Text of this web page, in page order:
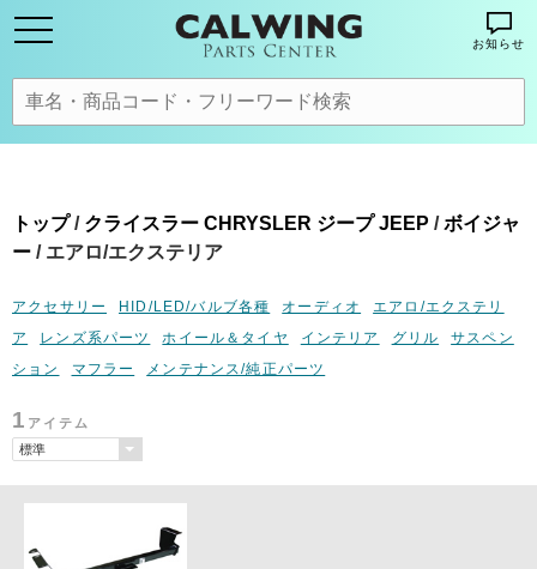
お知らせ
トップ/ クライスラー CHRYSLER ジープ JEEP /ボイジャ
ー / エアロ/エクステリア
アクセサリー HID/LED/バルブ各種 オーディオ
エアロ/エクステリ
ア
レンズ系パーツ ホイール＆タイヤ インテリア グリル
サスペン
ション
マフラー メンテナンス/純正パーツ
1 アイテム